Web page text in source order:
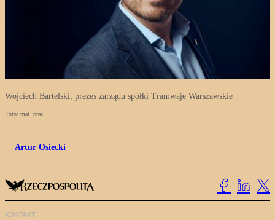
Wojciech Bartelski, prezes zarządu spółki Tramwaje Warszawskie
Foto: mat. pras.
Artur Osiecki
KONTAKT